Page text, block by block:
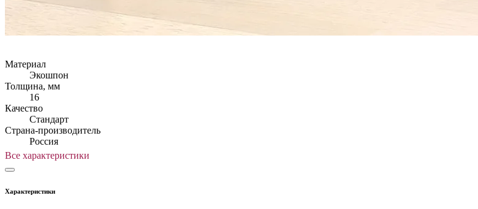
Материал
Экошпон
Толщина, мм
16
Качество
Стандарт
Страна-производитель
Россия
Все характеристики
Характеристики